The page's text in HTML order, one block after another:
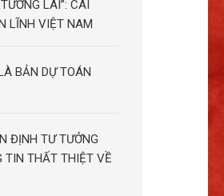
LAI”: CÁI
LĨNH VIỆT NAM
BẢN DỰ TOÁN
ĐỊNH TƯ TƯỞNG
TIN THẤT THIỆT VỀ